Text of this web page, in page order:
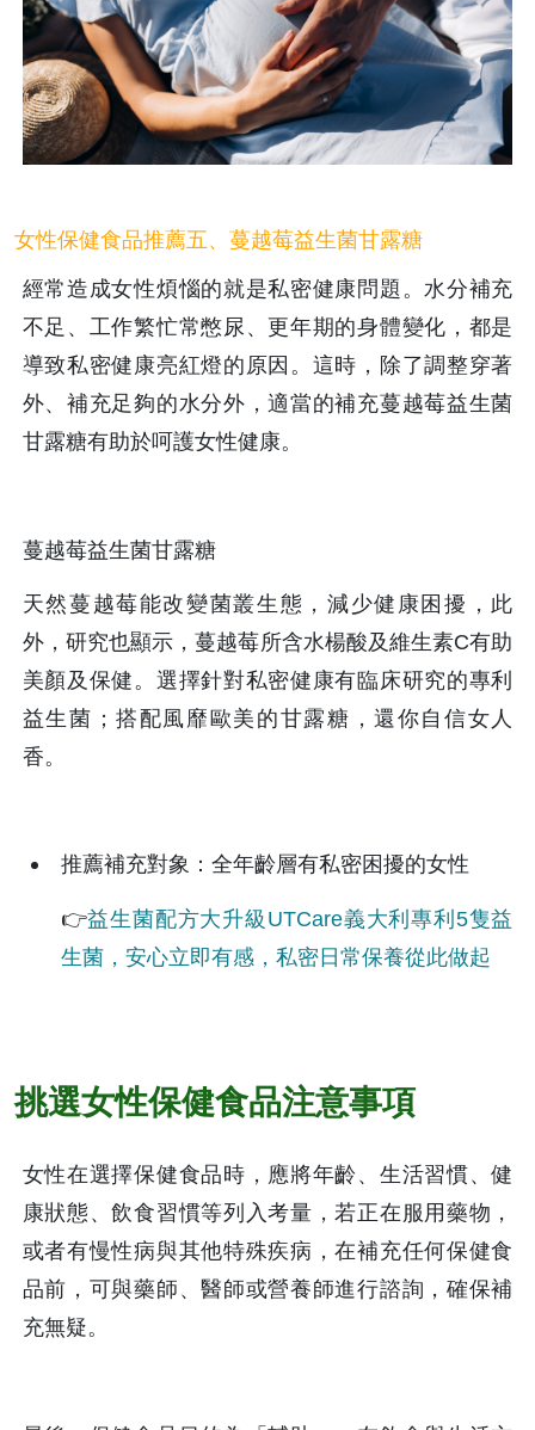
女性保健食品推薦五、蔓越莓益生菌甘露糖
經常造成女性煩惱的就是私密健康問題。水分補充
不足、工作繁忙常憋尿、更年期的身體變化，都是
導致私密健康亮紅燈的原因。這時，除了調整穿著
外、補充足夠的水分外，適當的補充蔓越莓益生菌
甘露糖有助於呵護女性健康。
蔓越莓益生菌甘露糖
天然蔓越莓能改變菌叢生態，減少健康困擾，此
外，研究也顯示，蔓越莓所含水楊酸及維生素C有助
美顏及保健。選擇針對私密健康有臨床研究的專利
益生菌；搭配風靡歐美的甘露糖，還你自信女人
香。
推薦補充對象：全年齡層有私密困擾的女性
👉益生菌配方大升級UTCare義大利專利5隻益
生菌，安心立即有感，私密日常保養從此做起
挑選女性保健食品注意事項
女性在選擇保健食品時，應將年齡、生活習慣、健
康狀態、飲食習慣等列入考量，若正在服用藥物，
或者有慢性病與其他特殊疾病，在補充任何保健食
品前，可與藥師、醫師或營養師進行諮詢，確保補
充無疑。